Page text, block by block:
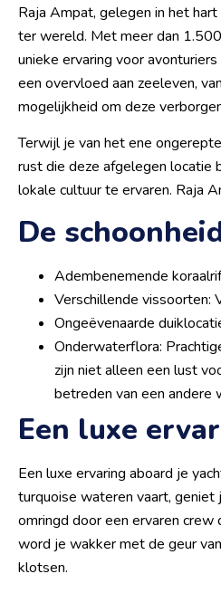
Raja Ampat, gelegen in het
ter wereld. Met meer dan
unieke ervaring voor
een overvloed aan zeeleven,
mogelijkheid om deze
Terwijl je van het ene
rust die deze afgelegen locatie
lokale cultuur te ervaren. Raja
De
Adembenemende
Verschillende vissoorten:
Ongeëvenaarde
Onderwaterflora:
zijn niet alleen een lust
betreden van een andere
Een luxe
Een luxe ervaring aboard je
turquoise wateren vaart, geniet
omringd door een ervaren
word je wakker met de geur
klotsen.